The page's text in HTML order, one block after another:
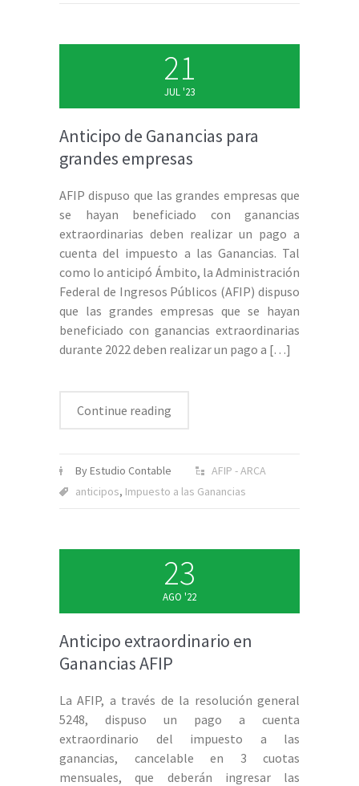
21
JUL '23
Anticipo de Ganancias para
grandes empresas
AFIP dispuso que las grandes empresas que
se hayan beneficiado con ganancias
extraordinarias deben realizar un pago a
cuenta del impuesto a las Ganancias. Tal
como lo anticipó Ámbito, la Administración
Federal de Ingresos Públicos (AFIP) dispuso
que las grandes empresas que se hayan
beneficiado con ganancias extraordinarias
durante 2022 deben realizar un pago a […]
Continue reading
By Estudio Contable
AFIP - ARCA
anticipos, Impuesto a las Ganancias
23
AGO '22
Anticipo extraordinario en
Ganancias AFIP
La AFIP, a través de la resolución general
5248, dispuso un pago a cuenta
extraordinario del impuesto a las
ganancias, cancelable en 3 cuotas
mensuales, que deberán ingresar las